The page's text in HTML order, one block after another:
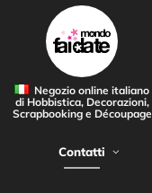
Negozio online italiano
di Hobbistica, Decorazioni,
Scrapbooking e Découpage
Contatti